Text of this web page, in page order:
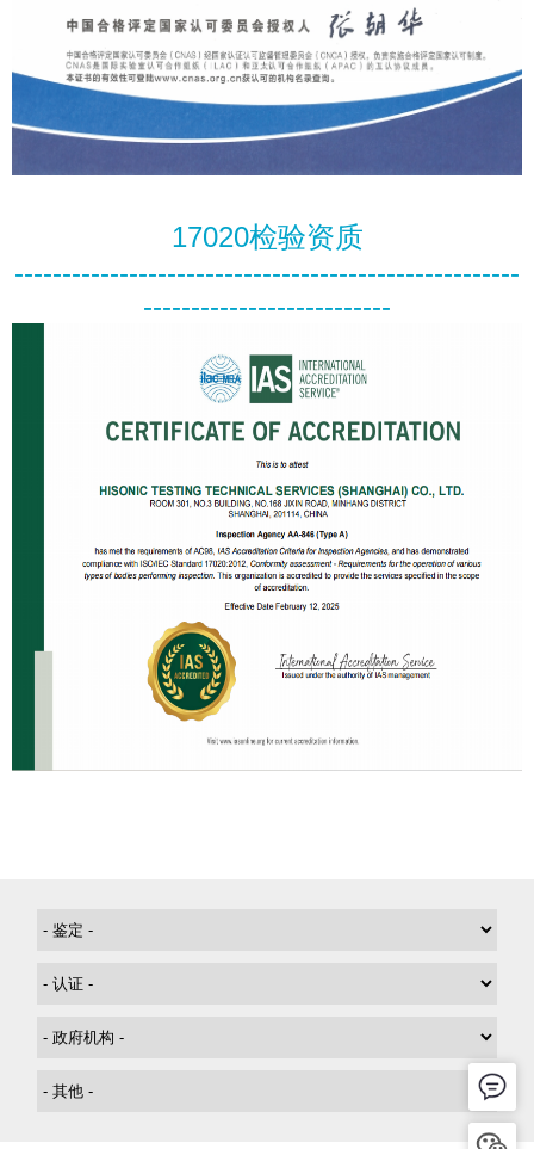
17020检验资质
-----------------------------------------------------
--------------------------